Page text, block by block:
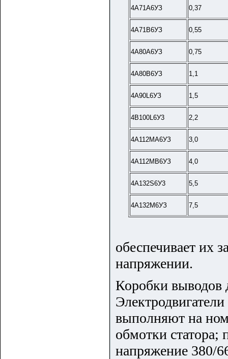
4А71А6УЗ 0,37
4А71В6УЗ 0,55
4А80А6УЗ 0,75
4А80В6УЗ 1,1
4А90L6УЗ 1,5
4B100L6У3 2,2
4А112МА6УЗ 3,0
4А112МВ6УЗ 4,0
4A132S6У3 5,5
4А132М6УЗ 7,5
обеспечивает их
напряжении.
Коробки выводов
выполняют на
обмотки
напряжение 380/